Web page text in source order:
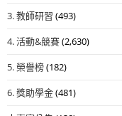
3. 教師研習 (493)
4. 活動&競賽(2,630)
5. 榮譽榜(182)
6. 獎助學金(481)